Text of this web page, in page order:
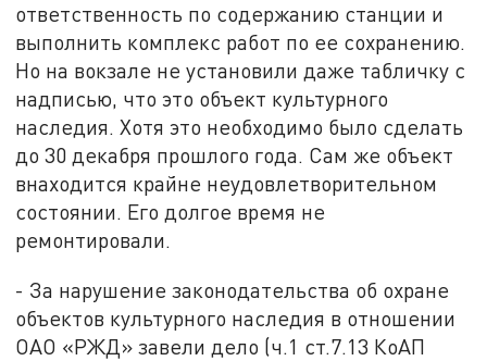
ответственность по содержанию станции и
выполнить комплекс работ по ее сохранению.
Но на вокзале не установили даже табличку с
надписью, что это объект культурного
наследия. Хотя это необходимо было сделать
до 30 декабря прошлого года. Сам же объект
внаходится крайне неудовлетворительном
состоянии. Его долгое время не
ремонтировали.
- За нарушение законодательства об охране
объектов культурного наследия в отношении
ОАО «РЖД» завели дело (ч.1 ст.7.13 КоАП